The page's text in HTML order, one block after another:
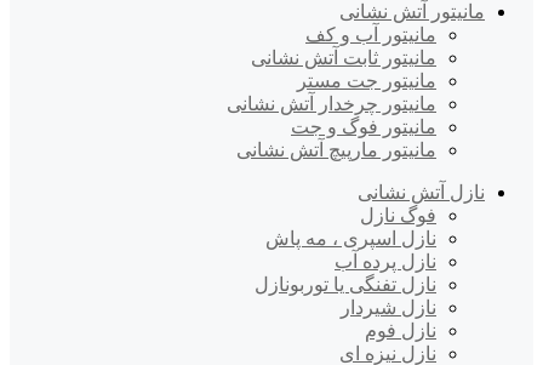
مانیتور آتش نشانی
مانیتور آب و کف
مانیتور ثابت آتش نشانی
مانیتور جت مستر
مانیتور چرخدار آتش نشانی
مانیتور فوگ و جت
مانیتور مارپیچ آتش نشانی
نازل آتش نشانی
فوگ نازل
نازل اسپری ، مه پاش
نازل پرده آب
نازل تفنگی یا توربونازل
نازل شیردار
نازل فوم
نازل نیزه ای